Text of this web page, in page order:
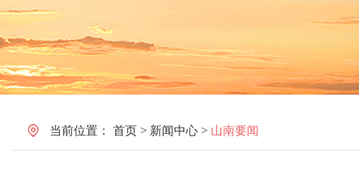
当前位置： 首页 > 新闻中心 > 山南要闻